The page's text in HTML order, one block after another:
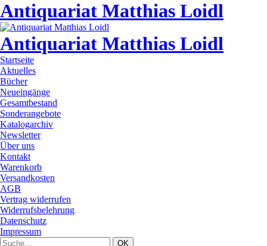
Antiquariat Matthias Loidl
Antiquariat Matthias Loidl
Startseite
Aktuelles
Bücher
Neueingänge
Gesamtbestand
Sonderangebote
Katalogarchiv
Newsletter
Über uns
Kontakt
Warenkorb
Versandkosten
AGB
Vertrag widerrufen
Widerrufsbelehrung
Datenschutz
Impressum